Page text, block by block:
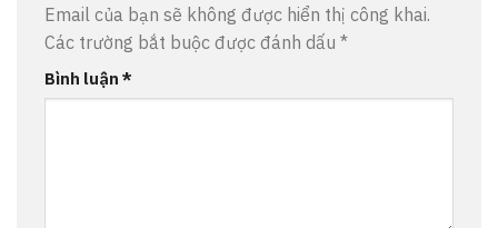
Email của bạn sẽ không được hiển thị công khai.
Các trường bắt buộc được đánh dấu *
Bình luận *